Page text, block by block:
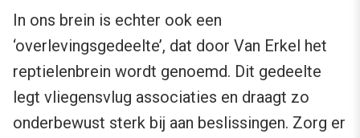
In ons brein is echter ook een
‘overlevingsgedeelte’, dat door Van Erkel het
reptielenbrein wordt genoemd. Dit gedeelte
legt vliegensvlug associaties en draagt zo
onderbewust sterk bij aan beslissingen. Zorg er